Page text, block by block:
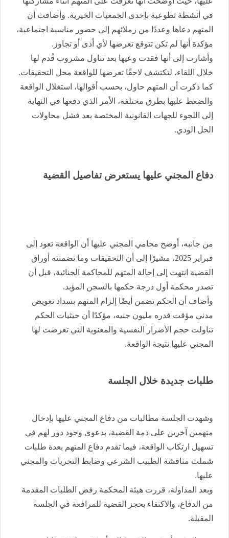
في أنشطة تطوعية بإحدى الجمعيات الخيرية. وأضافت أن
المتهم دعاها وعددًا من زملائهم إلى حضور مناسبة اجتماعية،
مؤكدة أنها لم تكن تتوقع تعرضها لأي أذى أو تجاوز.
وأشارت إلى أنها فقدت وعيها بعد تناول مشروب قُدم لها
خلال اللقاء، لتكتشف لاحقًا تعرضها للواقعة محل التحقيقات.
كما ذكرت أن المتهم حاول، بحسب أقوالها، استغلال الواقعة
والضغط عليها بطرق مختلفة، الأمر الذي دفعها في النهاية
إلى اللجوء للجهات القانونية المختصة بعد فشل محاولات
الحل الودي.
دفاع المجني عليها يستعرض تفاصيل القضية
من جانبه، أوضح محامي المجني عليها أن الواقعة تعود إلى
فبراير 2025، مشيرًا إلى أن التحقيقات وما تضمنته أوراق
القضية انتهت إلى إحالة المتهم للمحاكمة الجنائية، قبل أن
تصدر محكمة أول درجة حكمها بالسجن المؤبد.
وأضاف أن الحكم تضمن أيضًا إلزام المتهم بسداد تعويض
مدني مؤقت قدره مليون جنيه، مؤكدًا أن حيثيات الحكم
تناولت حجم الأضرار النفسية والمعنوية التي تعرضت لها
المجني عليها نتيجة الواقعة.
طلبات جديدة خلال الجلسة
وشهدت الجلسة مطالبات من دفاع المجني عليها بإدخال
متهمين آخرين على ذمة القضية، بدعوى وجود دور لهم في
تسهيل ارتكاب الواقعة، فيما تقدم دفاع المتهم بعدة طلبات
شملت مناقشة الطبيب الشرعي وضابط التحريات والمجني
عليها.
وبعد المداولة، قررت هيئة المحكمة رفض الطلبات المقدمة
من الدفاع، والاكتفاء بحجز القضية للمرافعة في الجلسة
المقبلة.